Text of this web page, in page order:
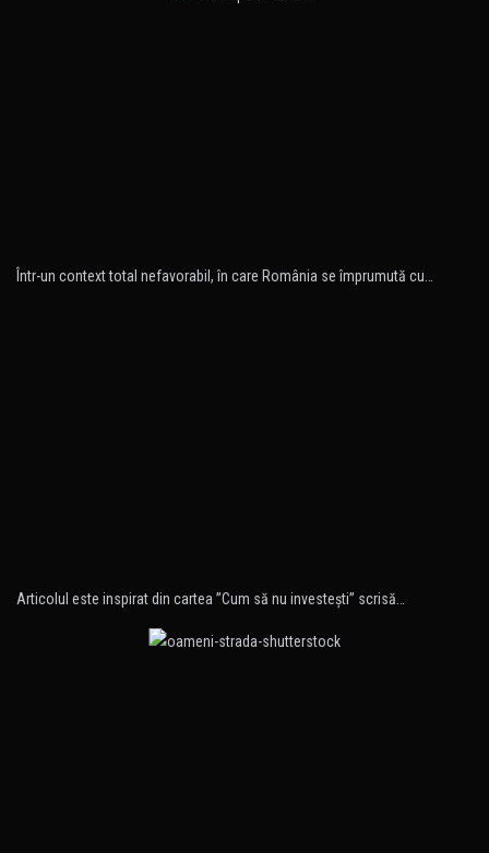
Într-un context total nefavorabil, în care România se împrumută cu…
Articolul este inspirat din cartea ”Cum să nu investeşti” scrisă…